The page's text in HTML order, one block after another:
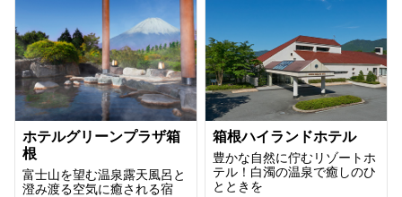
ホテルグリーンプラザ箱
根
富士山を望む温泉露天風呂と
澄み渡る空気に癒される宿
箱根ハイランドホテル
豊かな自然に佇むリゾートホ
テル！白濁の温泉で癒しのひ
とときを